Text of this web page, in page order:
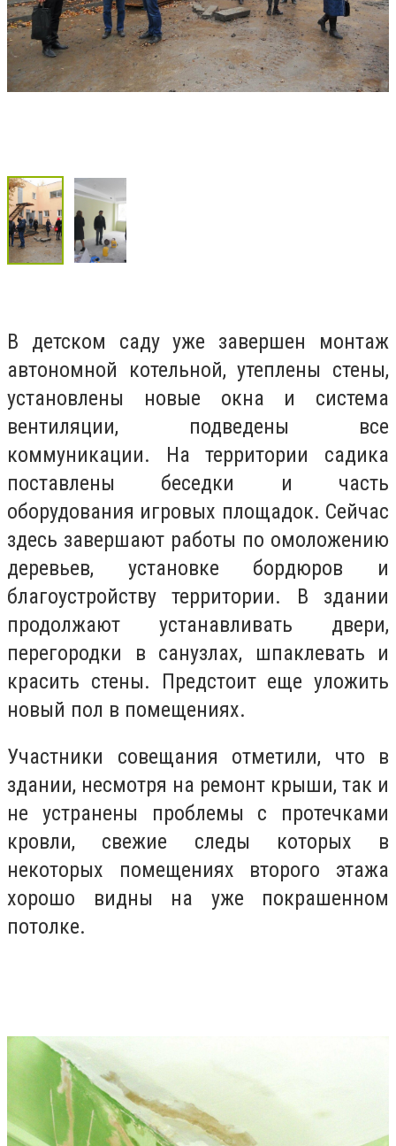
В детском саду уже завершен монтаж
автономной котельной, утеплены стены,
установлены новые окна и система
вентиляции, подведены все
коммуникации. На территории садика
поставлены беседки и часть
оборудования игровых площадок. Сейчас
здесь завершают работы по омоложению
деревьев, установке бордюров и
благоустройству территории. В здании
продолжают устанавливать двери,
перегородки в санузлах, шпаклевать и
красить стены. Предстоит еще уложить
новый пол в помещениях.
Участники совещания отметили, что в
здании, несмотря на ремонт крыши, так и
не устранены проблемы с протечками
кровли, свежие следы которых в
некоторых помещениях второго этажа
хорошо видны на уже покрашенном
потолке.